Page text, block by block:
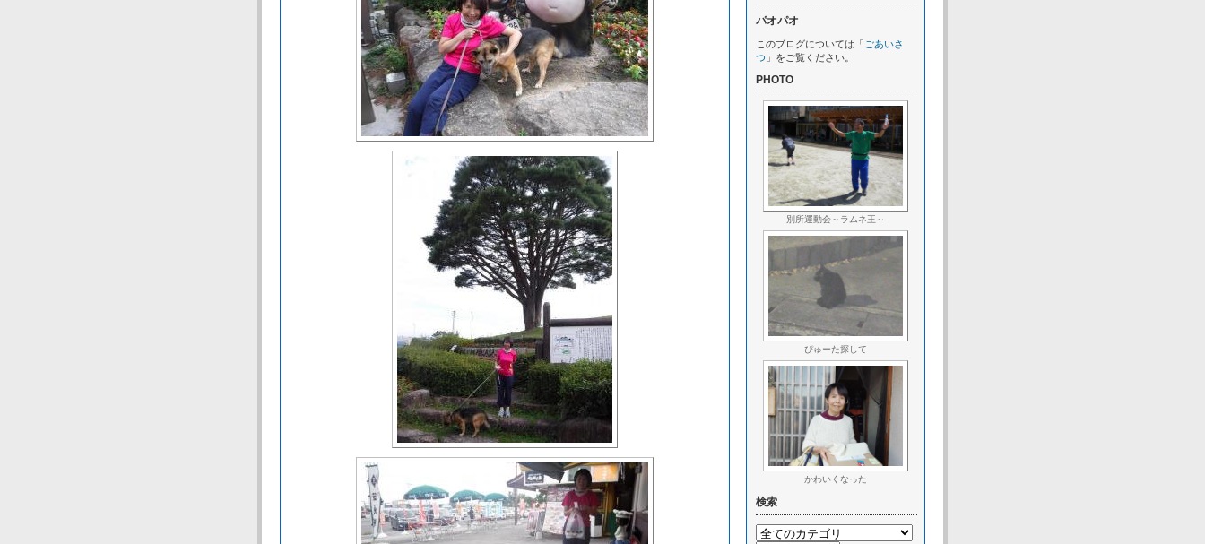
パオパオ
このブログについては「 ごあいさ
つ 」をご覧ください。
PHOTO
別所運動会～ラムネ王～
ぴゅーた探して
かわいくなった
検索